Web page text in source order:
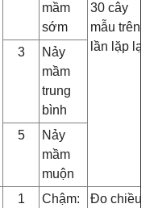
mầm
sớm
30 cây
mẫu trên 3
lần lặp lại
3
Nảy
mầm
trung
bình
5
Nảy
mầm
muộn
1
Chậm:
Đo chiều